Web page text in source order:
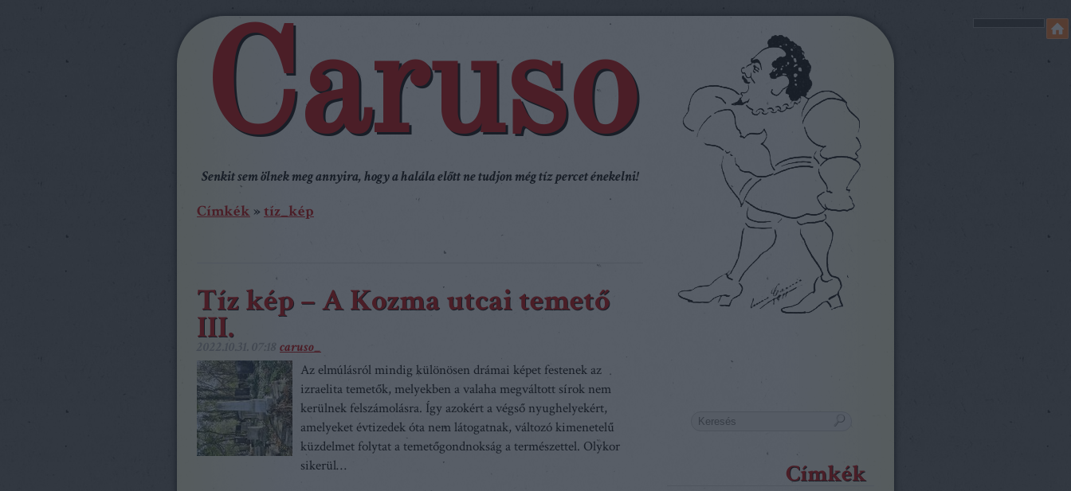
Caruso
Senkit sem ölnek meg annyira, hogy a halála előtt ne tudjon még tíz percet énekelni!
Címkék » tíz_kép
Tíz kép – A Kozma utcai temető
III.
caruso_
Az elmúlásról mindig különösen drámai képet festenek az
izraelita temetők, melyekben a valaha megváltott sírok nem
kerülnek felszámolásra. Így azokért a végső nyughelyekért,
amelyeket évtizedek óta nem látogatnak, változó kimenetelű
küzdelmet folytat a temetőgondnokság a természettel. Olykor
sikerül…
Címkék